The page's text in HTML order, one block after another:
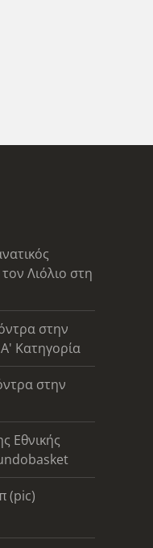
Λιόλιο στη
στην
Κατηγορία
στην
Εθνικής
(pic)